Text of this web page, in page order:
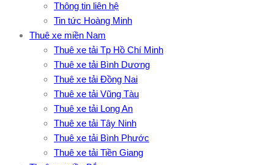
Thông tin liên hệ
Tin tức Hoàng Minh
Thuê xe miền Nam
Thuê xe tải Tp Hồ Chí Minh
Thuê xe tải Bình Dương
Thuê xe tải Đồng Nai
Thuê xe tải Vũng Tàu
Thuê xe tải Long An
Thuê xe tải Tây Ninh
Thuê xe tải Bình Phước
Thuê xe tải Tiền Giang